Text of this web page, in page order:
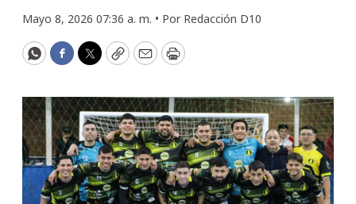
Mayo 8, 2026 07:36 a. m. • Por Redacción D10
WhatsApp
Facebook
Twitter
CopyEmailPrint